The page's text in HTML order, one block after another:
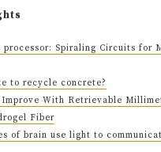
processor: Spiraling Circuits for
to recycle concrete?
With Retrievable
Fiber
of brain use light to